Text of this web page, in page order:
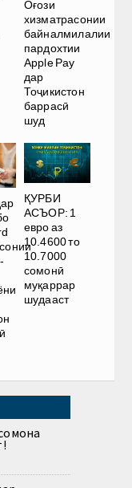
Оғози
хизматрасонии
байналмилалии
пардохтии
Apple Pay
дар
Тоҷикистон
баррасӣ
шуд
ҚУРБИ
АСЪОР: 1
евро аз
10.4600 то
10.7000
сомонӣ
муқаррар
шудааст